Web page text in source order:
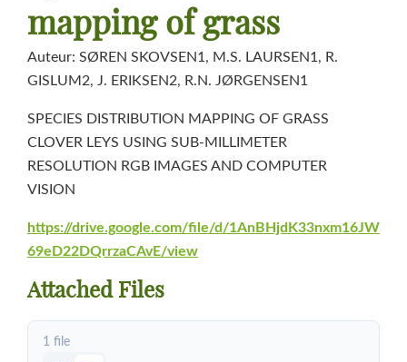
mapping of grass
Auteur: SØREN SKOVSEN1, M.S. LAURSEN1, R.
GISLUM2, J. ERIKSEN2, R.N. JØRGENSEN1
SPECIES DISTRIBUTION MAPPING OF GRASS
CLOVER LEYS USING SUB-MILLIMETER
RESOLUTION RGB IMAGES AND COMPUTER
VISION
https://drive.google.com/file/d/1AnBHjdK33nxm16JW
69eD22DQrrzaCAvE/view
Attached Files
1 file